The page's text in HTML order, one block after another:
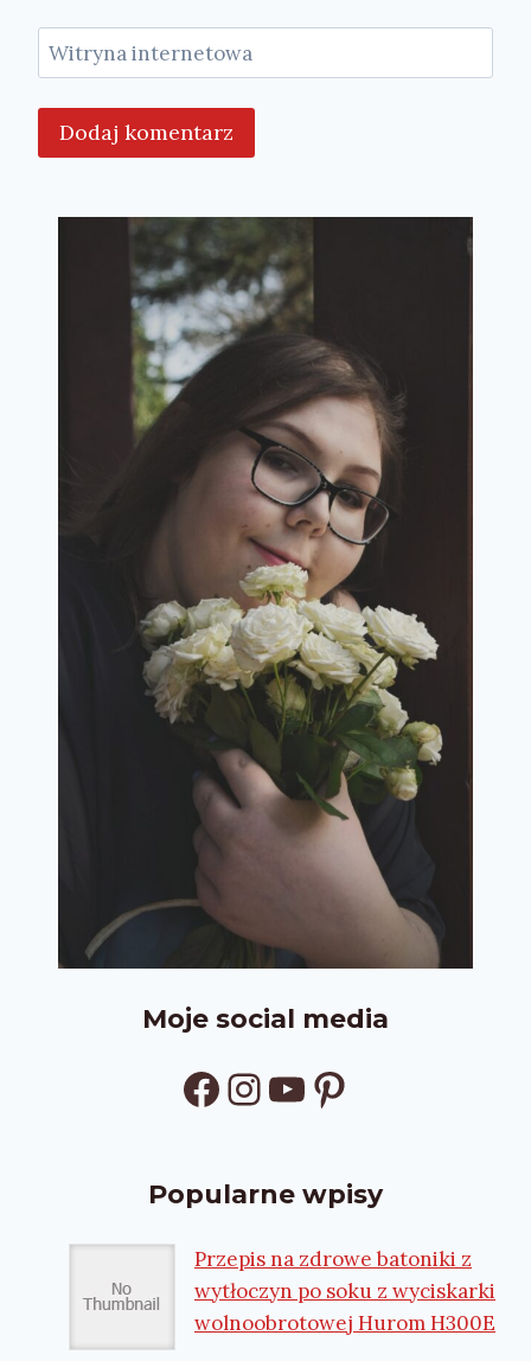
Witryna internetowa
Moje social media
Facebook
Instagram
YouTube
Pinterest
Popularne wpisy
Przepis na zdrowe batoniki z
wytłoczyn po soku z wyciskarki
wolnoobrotowej Hurom H300E